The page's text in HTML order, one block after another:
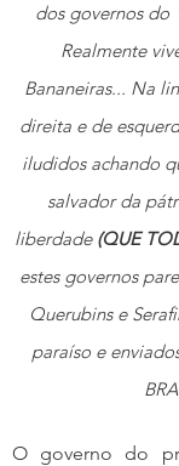
dos governos
Realmente
Bananeiras... Na
direita e de
iludidos achando
salvador da
liberdade (QUE
estes governos
Querubins e
paraíso e
O governo do